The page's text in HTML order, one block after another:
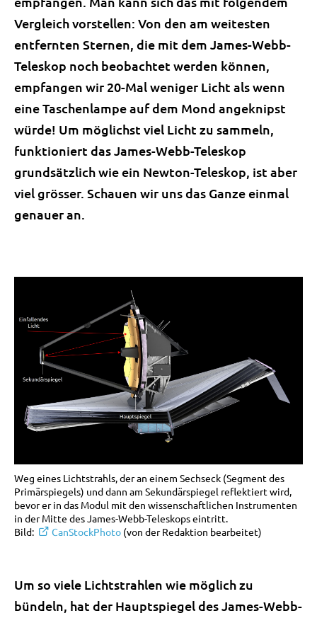
Vergleich vorstellen: Von den am weitesten
entfernten Sternen, die mit dem James-Webb-
Teleskop noch beobachtet werden können,
empfangen wir 20-Mal weniger Licht als wenn
eine Taschenlampe auf dem Mond angeknipst
würde! Um möglichst viel Licht zu sammeln,
funktioniert das James-Webb-Teleskop
grundsätzlich wie ein Newton-Teleskop, ist aber
viel grösser. Schauen wir uns das Ganze einmal
genauer an.
Weg eines Lichtstrahls, der an einem Sechseck (Segment des
Primärspiegels) und dann am Sekundärspiegel reflektiert wird,
bevor er in das Modul mit den wissenschaftlichen Instrumenten
in der Mitte des James-Webb-Teleskops eintritt.
Bild:
CanStockPhoto (von der Redaktion bearbeitet)
Um so viele Lichtstrahlen wie möglich zu
bündeln, hat der Hauptspiegel des James-Webb-